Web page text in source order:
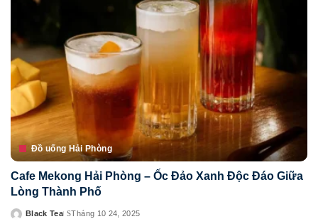
Đồ uống Hải Phòng
Cafe Mekong Hải Phòng – Ốc Đảo Xanh Độc Đáo Giữa
Lòng Thành Phố
Posted
Black Tea Tháng 10 24, 2025